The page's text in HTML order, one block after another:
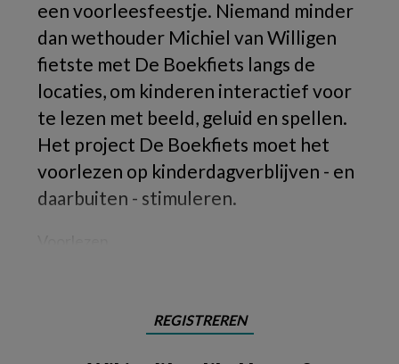
een voorleesfeestje. Niemand minder
dan wethouder Michiel van Willigen
fietste met De Boekfiets langs de
locaties, om kinderen interactief voor
te lezen met beeld, geluid en spellen.
Het project De Boekfiets moet het
voorlezen op kinderdagverblijven - en
daarbuiten - stimuleren.
REGISTREREN